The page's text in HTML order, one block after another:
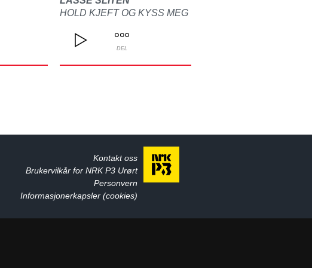
HOLD KJEFT OG KYSS MEG
DEL
Kontakt oss
Brukervilkår for NRK P3 Urørt
Personvern
Informasjonerkapsler (cookies)